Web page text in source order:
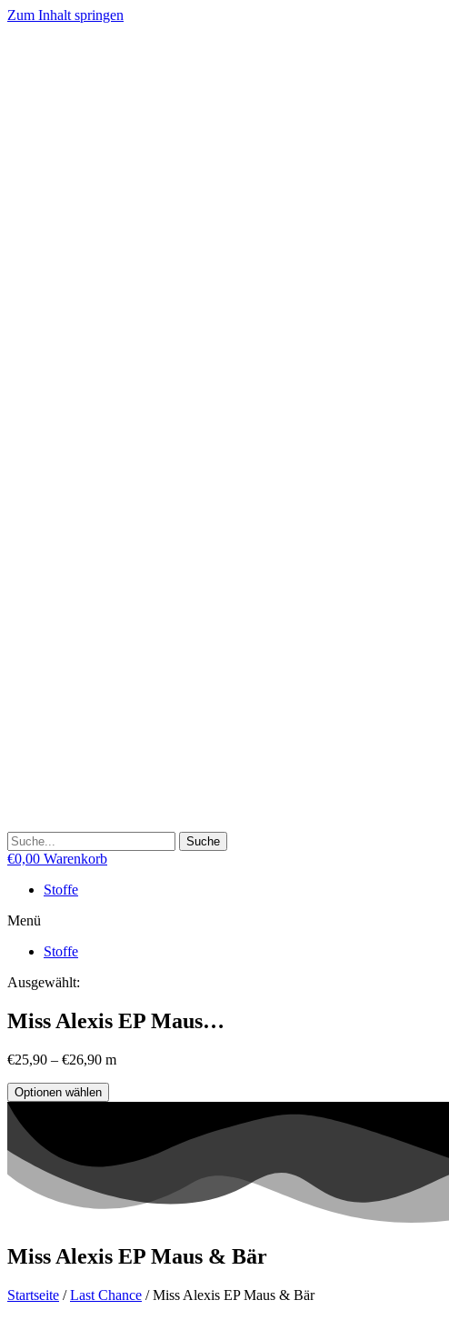
Zum Inhalt springen
Suche
€0,00 Warenkorb
Stoffe
Menü
Stoffe
Ausgewählt:
Miss Alexis EP Maus…
€25,90 – €26,90 m
Optionen wählen
Miss Alexis EP Maus & Bär
Startseite /Last Chance / Miss Alexis EP Maus & Bär